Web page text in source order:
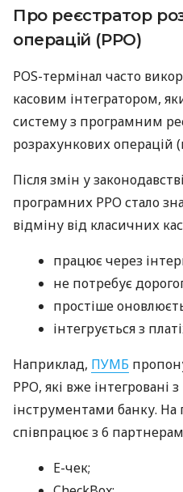
Про реєстратор
операцій (РРО)
POS-термінал часто
касовим інтегратором,
систему з програмним
розрахункових операцій
Після змін у
програмних РРО стало
відміну від класичних
працює через
не потребує
простіше
інтегрується з
Наприклад, ПУМБ
РРО, які вже інтегровані
інструментами банку.
співпрацює з 6
E-чек;